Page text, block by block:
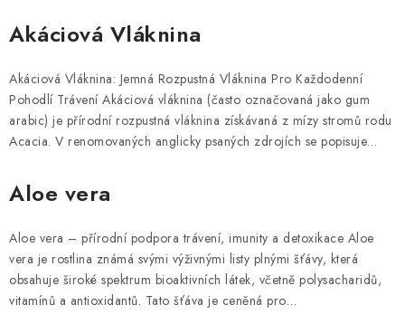
LEBENSMITTEL
THEMEN
AKTION
MARKEN
L
i
s
t
e
d
e
r
G
l
o
s
Akáciová Vláknina
Akáciová Vláknina: Jemná Rozpustná Vláknina Pro Každodenní
Pohodlí Trávení Akáciová vláknina (často označovaná jako gum
arabic) je přírodní rozpustná vláknina získávaná z mízy stromů rodu
Acacia. V renomovaných anglicky psaných zdrojích se popisuje…
Aloe vera
Aloe vera – přírodní podpora trávení, imunity a detoxikace Aloe
vera je rostlina známá svými výživnými listy plnými šťávy, která
obsahuje široké spektrum bioaktivních látek, včetně polysacharidů,
vitamínů a antioxidantů. Tato šťáva je ceněná pro…